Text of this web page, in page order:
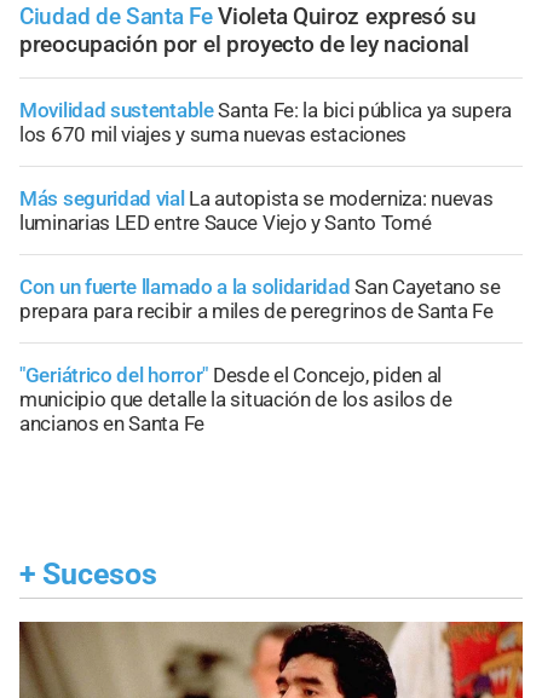
Ciudad de Santa Fe Violeta Quiroz expresó su
preocupación por el proyecto de ley nacional
Movilidad sustentableSanta Fe: la bici pública ya supera
los 670 mil viajes y suma nuevas estaciones
Más seguridad vial La autopista se moderniza: nuevas
luminarias LED entre Sauce Viejo y Santo Tomé
Con un fuerte llamado a la solidaridad San Cayetano se
prepara para recibir a miles de peregrinos de Santa Fe
"Geriátrico del horror" Desde el Concejo, piden al
municipio que detalle la situación de los asilos de
ancianos en Santa Fe
+ Sucesos